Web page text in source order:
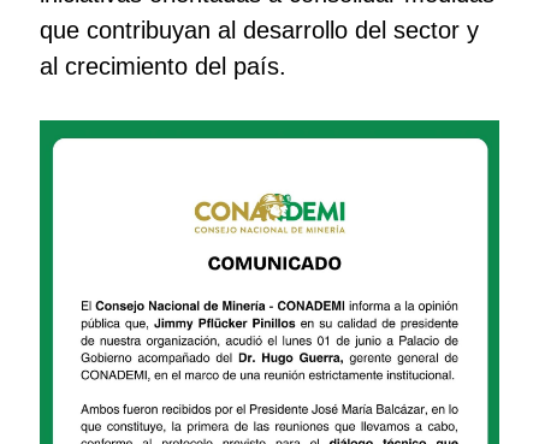
que contribuyan al desarrollo del sector y
al crecimiento del país.